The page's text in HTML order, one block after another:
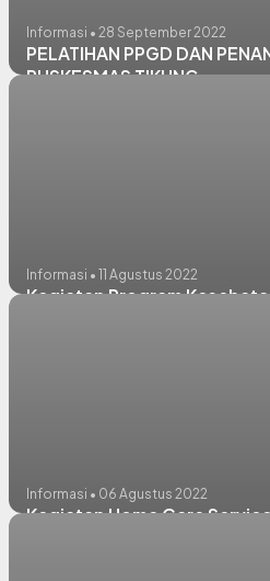
Informasi • 28 September 2022
PELATIHAN PPGD DAN
PUSKESMAS TIKUNG
Informasi • 11 Agustus 2022
Kegiatan Program
Informasi • 06 Agustus 2022
Kegiatan Home Care